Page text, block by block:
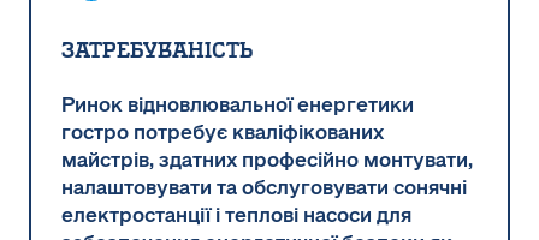
Затребуваність
Ринок відновлювальної енергетики
гостро потребує кваліфікованих
майстрів, здатних професійно монтувати,
налаштовувати та обслуговувати сонячні
електростанції і теплові насоси для